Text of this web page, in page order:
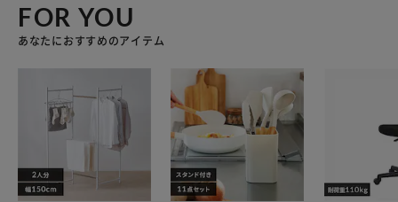
FOR YOU
あなたにおすすめのアイテム